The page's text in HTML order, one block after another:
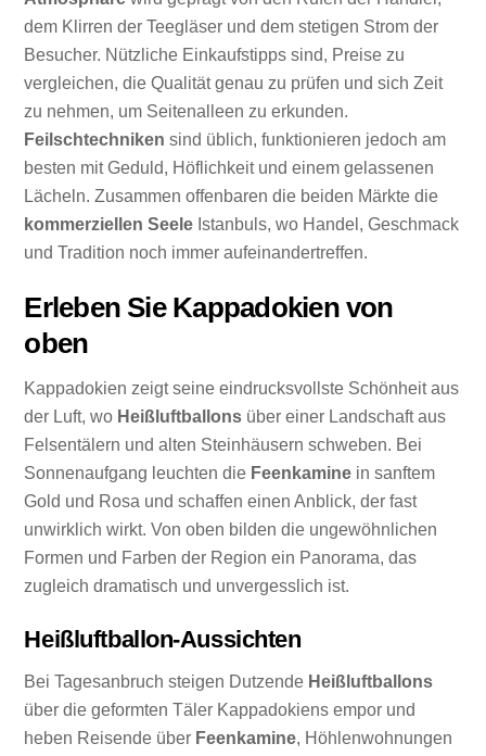
dem Klirren der Teegläser und dem stetigen Strom der
Besucher. Nützliche Einkaufstipps sind, Preise zu
vergleichen, die Qualität genau zu prüfen und sich Zeit
zu nehmen, um Seitenalleen zu erkunden.
Feilschtechniken sind üblich, funktionieren jedoch am
besten mit Geduld, Höflichkeit und einem gelassenen
Lächeln. Zusammen offenbaren die beiden Märkte die
kommerziellen Seele Istanbuls, wo Handel, Geschmack
und Tradition noch immer aufeinandertreffen.
Erleben Sie Kappadokien von
oben
Kappadokien zeigt seine eindrucksvollste Schönheit aus
der Luft, wo Heißluftballons über einer Landschaft aus
Felsentälern und alten Steinhäusern schweben. Bei
Sonnenaufgang leuchten die Feenkamine in sanftem
Gold und Rosa und schaffen einen Anblick, der fast
unwirklich wirkt. Von oben bilden die ungewöhnlichen
Formen und Farben der Region ein Panorama, das
zugleich dramatisch und unvergesslich ist.
Heißluftballon-Aussichten
Bei Tagesanbruch steigen Dutzende Heißluftballons
über die geformten Täler Kappadokiens empor und
heben Reisende über Feenkamine, Höhlenwohnungen